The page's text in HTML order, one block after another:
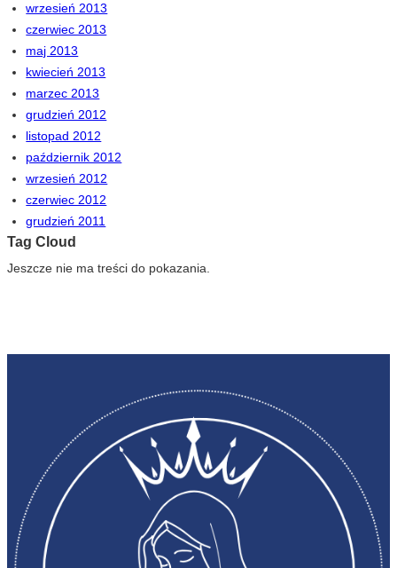
wrzesień 2013
czerwiec 2013
maj 2013
kwiecień 2013
marzec 2013
grudzień 2012
listopad 2012
październik 2012
wrzesień 2012
czerwiec 2012
grudzień 2011
Tag Cloud
Jeszcze nie ma treści do pokazania.